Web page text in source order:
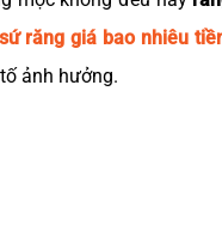
răng giá bao nhiêu
ảnh hưởng.